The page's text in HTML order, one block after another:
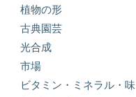
植物の形
古典園芸
光合成
市場
ビタミン・ミネラル・味